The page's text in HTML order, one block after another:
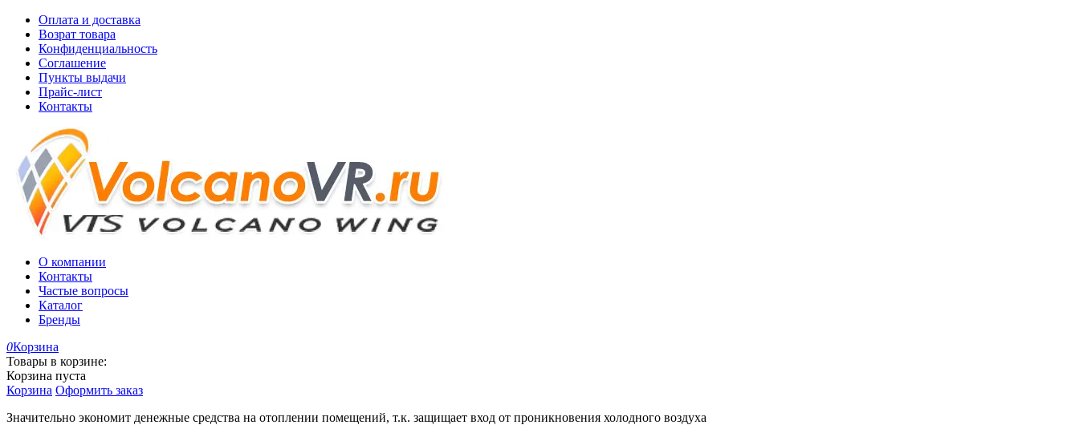
Оплата и доставка
Возрат товара
Конфиденциальность
Соглашение
Пункты выдачи
Прайс-лист
Контакты
О компании
Контакты
Частые вопросы
Каталог
Бренды
0Корзина
Товары в корзине:
Корзина пуста
Корзина Оформить заказ
Значительно экономит денежные средства на отоплении помещений, т.к. защищает вход от проникновения холодного воздуха